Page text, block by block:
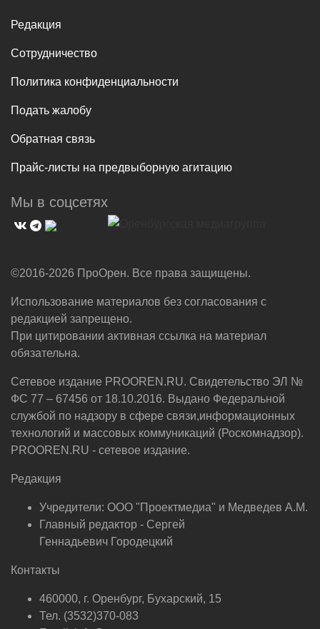
Редакция
Сотрудничество
Политика конфиденциальности
Подать жалобу
Обратная связь
Прайс-листы на предвыборную агитацию
Мы в соцсетях
©2016-2026 ПроОрен. Все права защищены.
Использование материалов без согласования с
редакцией запрещено.
При цитировании активная ссылка на материал
обязательна.
Сетевое издание PROOREN.RU. Свидетельство ЭЛ №
ФС 77 – 67456 от 18.10.2016. Выдано Федеральной
службой по надзору в сфере связи,информационных
технологий и массовых коммуникаций (Роскомнадзор).
PROOREN.RU - сетевое издание.
Редакция
Учредители: ООО "Проектмедиа" и Медведев А.М.
Главный редактор - Сергей
Геннадьевич Городецкий
Контакты
460000, г. Оренбург, Бухарский, 15
Тел. (3532)370-083